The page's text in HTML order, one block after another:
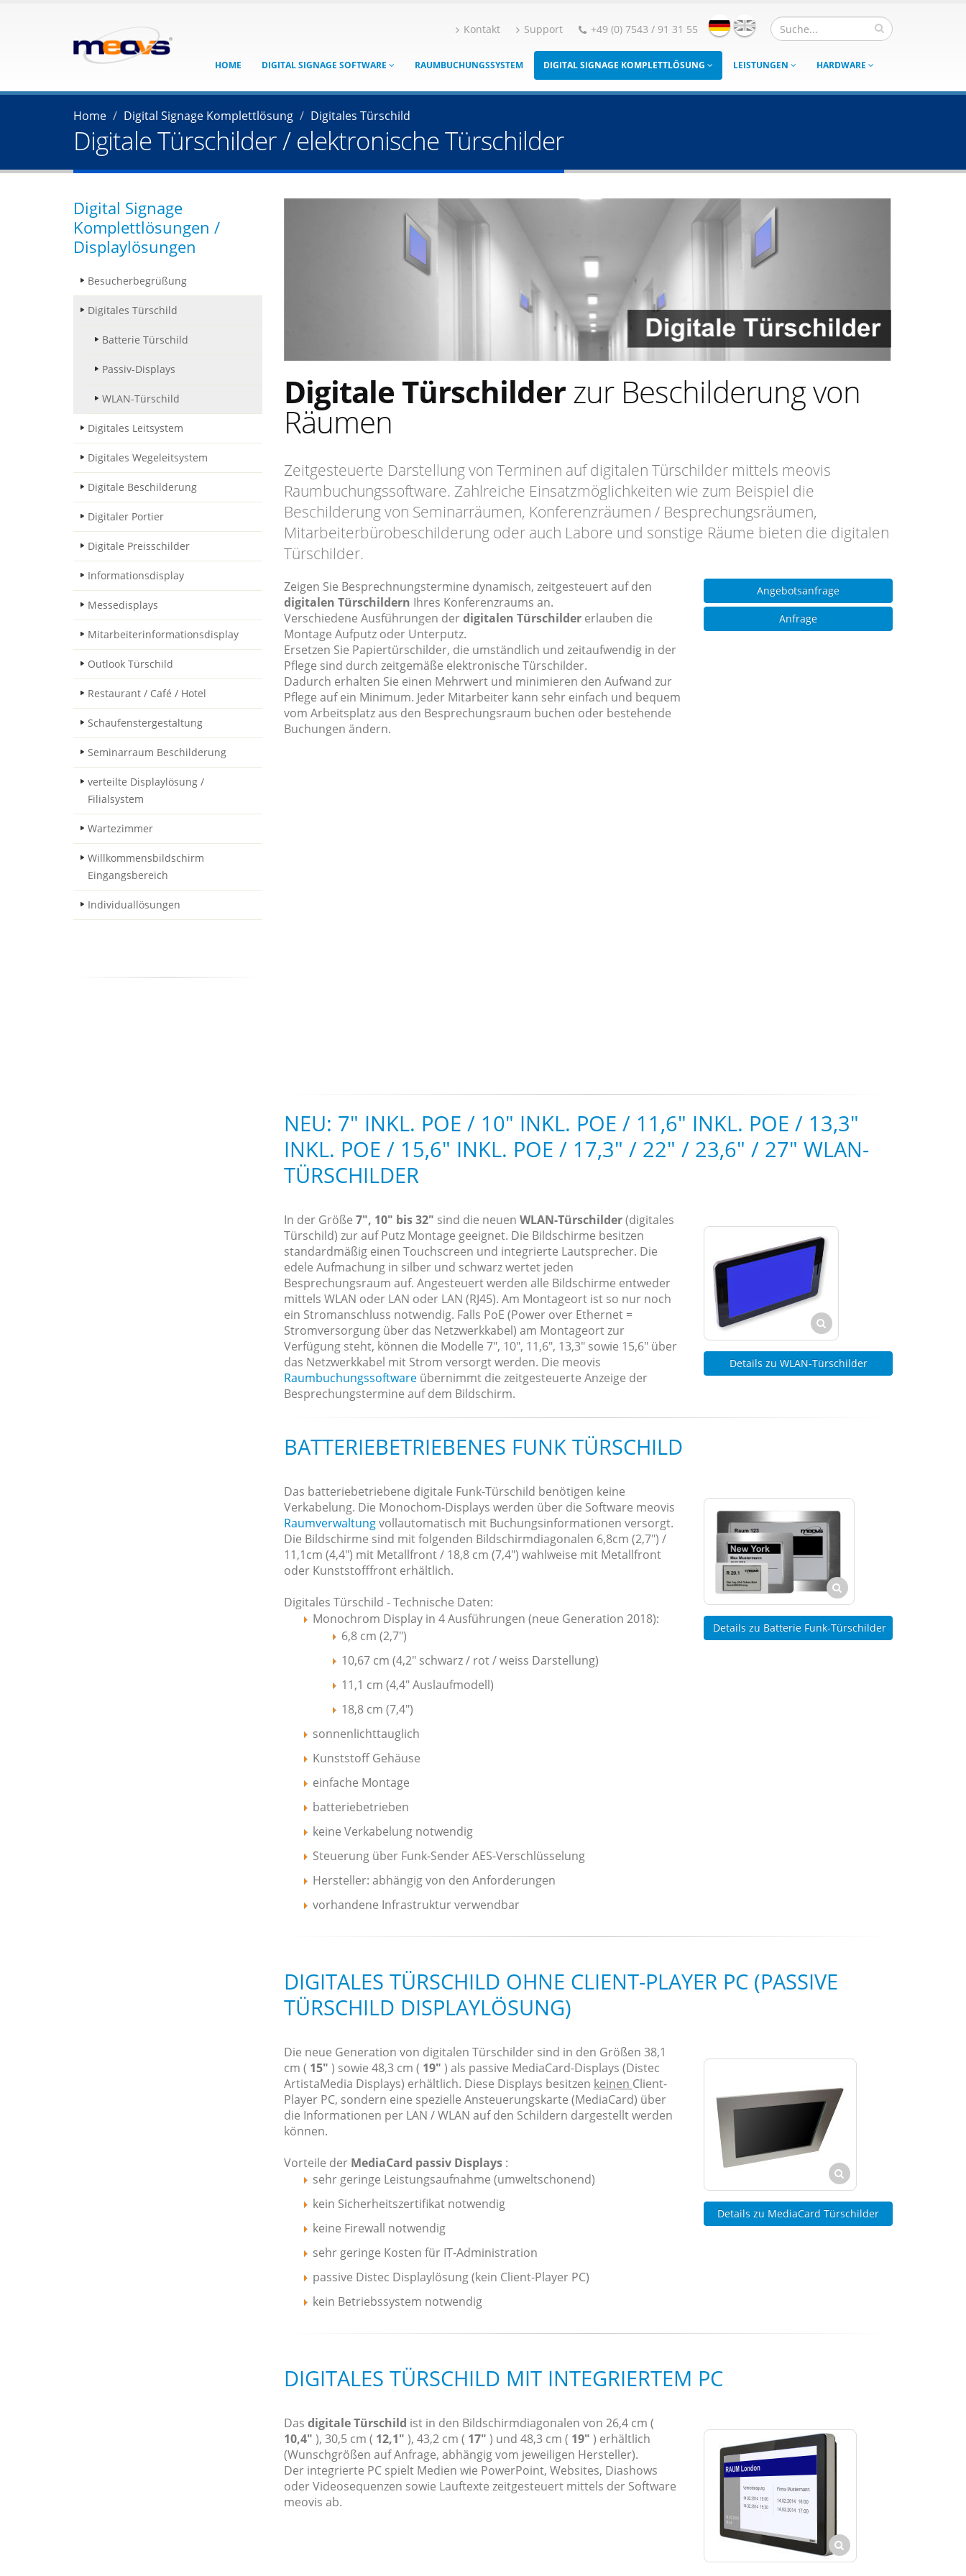
Kontakt Support +49 (0) 7543 / 91 31 55
HOME DIGITAL SIGNAGE SOFTWARE RAUMBUCHUNGSSYSTEM DIGITAL SIGNAGE KOMPLETTLÖSUNG LEISTUNGEN HARDWARE
Home Digital Signage Komplettlösung Digitales Türschild
Digitale Türschilder / elektronische Türschilder
Digital Signage
Komplettlösungen /
Displaylösungen
Besucherbegrüßung
Digitales Türschild
Batterie Türschild
Passiv-Displays
WLAN-Türschild
Digitales Leitsystem
Digitales Wegeleitsystem
Digitale Beschilderung
Digitaler Portier
Digitale Preisschilder
Informationsdisplay
Messedisplays
Mitarbeiterinformationsdisplay
Outlook Türschild
Restaurant / Café / Hotel
Schaufenstergestaltung
Seminarraum Beschilderung
verteilte Displaylösung /
Filialsystem
Wartezimmer
Willkommensbildschirm
Eingangsbereich
Individuallösungen
Digitale Türschilderzur Beschilderung von
Räumen
Zeitgesteuerte Darstellung von Terminen auf digitalen Türschilder mittels meovis
Raumbuchungssoftware. Zahlreiche Einsatzmöglichkeiten wie zum Beispiel die
Beschilderung von Seminarräumen, Konferenzräumen / Besprechungsräumen,
Mitarbeiterbürobeschilderung oder auch Labore und sonstige Räume bieten die digitalen
Türschilder.
Zeigen Sie Besprechnungstermine dynamisch, zeitgesteuert auf den
digitalen Türschildern Ihres Konferenzraums an.
Verschiedene Ausführungen derdigitalen Türschildererlauben die
Montage Aufputz oder Unterputz.
Ersetzen Sie Papiertürschilder, die umständlich und zeitaufwendig in der
Pflege sind durch zeitgemäße elektronische Türschilder.
Dadurch erhalten Sie einen Mehrwert und minimieren den Aufwand zur
Pflege auf ein Minimum. Jeder Mitarbeiter kann sehr einfach und bequem
vom Arbeitsplatz aus den Besprechungsraum buchen oder bestehende
Buchungen ändern.
Angebotsanfrage
Anfrage
NEU: 7" INKL. POE / 10" INKL. POE / 11,6" INKL. POE / 13,3"
INKL. POE / 15,6" INKL. POE / 17,3" / 22" / 23,6" / 27" WLAN-
TÜRSCHILDER
In der Größe 7", 10" bis 32" sind die neuen WLAN-Türschilder(digitales
Türschild) zur auf Putz Montage geeignet. Die Bildschirme besitzen
standardmäßig einen Touchscreen und integrierte Lautsprecher. Die
edele Aufmachung in silber und schwarz wertet jeden
Besprechungsraum auf. Angesteuert werden alle Bildschirme entweder
mittels WLAN oder LAN oder LAN (RJ45). Am Montageort ist so nur noch
ein Stromanschluss notwendig. Falls PoE (Power over Ethernet =
Stromversorgung über das Netzwerkkabel) am Montageort zur
Verfügung steht, können die Modelle 7", 10", 11,6", 13,3" sowie 15,6" über
das Netzwerkkabel mit Strom versorgt werden. Die meovis
Raumbuchungssoftwareübernimmt die zeitgesteuerte Anzeige der
Besprechungstermine auf dem Bildschirm.
Details zu WLAN-Türschilder
BATTERIEBETRIEBENES FUNK TÜRSCHILD
Das batteriebetriebene digitale Funk-Türschild benötigen keine
Verkabelung. Die Monochom-Displays werden über die Software meovis
Raumverwaltungvollautomatisch mit Buchungsinformationen versorgt.
Die Bildschirme sind mit folgenden Bildschirmdiagonalen 6,8cm (2,7") /
11,1cm (4,4") mit Metallfront / 18,8 cm (7,4") wahlweise mit Metallfront
oder Kunststofffront erhältlich.
Digitales Türschild - Technische Daten:
Monochrom Display in 4 Ausführungen (neue Generation 2018):
6,8 cm (2,7")
10,67 cm (4,2" schwarz / rot / weiss Darstellung)
11,1 cm (4,4" Auslaufmodell)
18,8 cm (7,4")
sonnenlichttauglich
Kunststoff Gehäuse
einfache Montage
batteriebetrieben
keine Verkabelung notwendig
Steuerung über Funk-Sender AES-Verschlüsselung
Hersteller: abhängig von den Anforderungen
vorhandene Infrastruktur verwendbar
Details zu Batterie Funk-Türschilder
DIGITALES TÜRSCHILD OHNE CLIENT-PLAYER PC (PASSIVE
TÜRSCHILD DISPLAYLÖSUNG)
Die neue Generation von digitalen Türschilder sind in den Größen 38,1
cm ( 15" ) sowie 48,3 cm ( 19" ) als passive MediaCard-Displays (Distec
ArtistaMedia Displays) erhältlich. Diese Displays besitzen keinen Client-
Player PC, sondern eine spezielle Ansteuerungskarte (MediaCard) über
die Informationen per LAN / WLAN auf den Schildern dargestellt werden
können.
Vorteile der MediaCard passiv Displays :
sehr geringe Leistungsaufnahme (umweltschonend)
kein Sicherheitszertifikat notwendig
keine Firewall notwendig
sehr geringe Kosten für IT-Administration
passive Distec Displaylösung (kein Client-Player PC)
kein Betriebssystem notwendig
Details zu MediaCard Türschilder
DIGITALES TÜRSCHILD MIT INTEGRIERTEM PC
Das digitale Türschild ist in den Bildschirmdiagonalen von 26,4 cm (
10,4" ), 30,5 cm ( 12,1" ), 43,2 cm ( 17" ) und 48,3 cm ( 19" ) erhältlich
(Wunschgrößen auf Anfrage, abhängig vom jeweiligen Hersteller).
Der integrierte PC spielt Medien wie PowerPoint, Websites, Diashows
oder Videosequenzen sowie Lauftexte zeitgesteuert mittels der Software
meovis ab.